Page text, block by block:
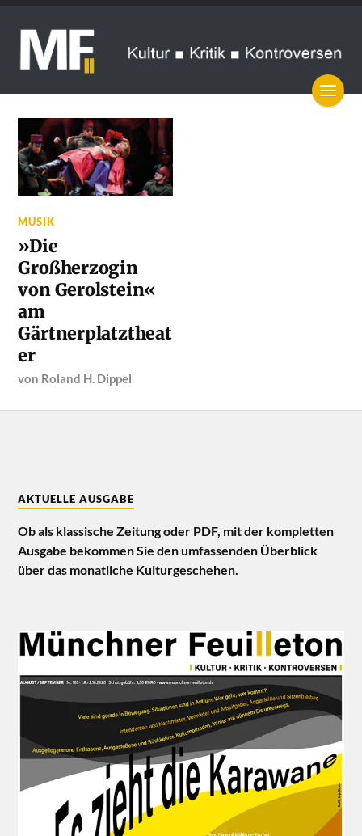
MUSIK
»Die
Großherzogin
von Gerolstein«
am
Gärtnerplatztheat
er
von Roland H. Dippel
AKTUELLE AUSGABE
Ob als klassische Zeitung oder PDF, mit der kompletten
Ausgabe bekommen Sie den umfassenden Überblick
über das monatliche Kulturgeschehen.